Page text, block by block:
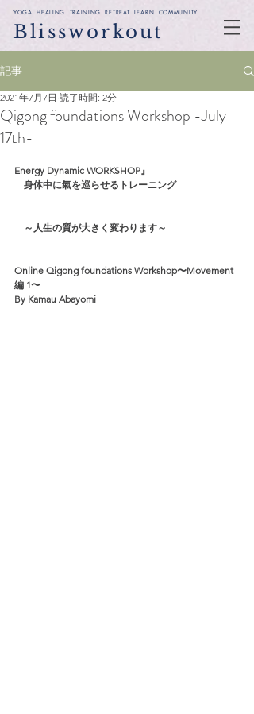
YOGA HEALING TRAINING RETREAT LEARN COMMUNITY
Blissworkout
記事
Qigong foundations Workshop -July
17th-
2021年7月7日 読了時間: 2分
Energy Dynamic WORKSHOP』
身体中に氣を巡らせるトレーニング
～人生の質が大きく変わります～
Online Qigong foundations Workshop〜Movement
編 1〜
By Kamau Abayomi